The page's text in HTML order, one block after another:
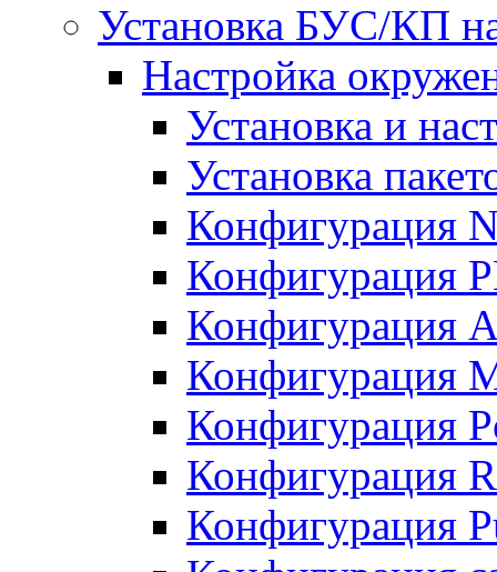
Установка БУС/КП
Настройка
Установка и
Установка
Конфигурация
Конфигурация
Конфигурация
Конфигурация
Конфигурация
Конфигурация
Конфигурация